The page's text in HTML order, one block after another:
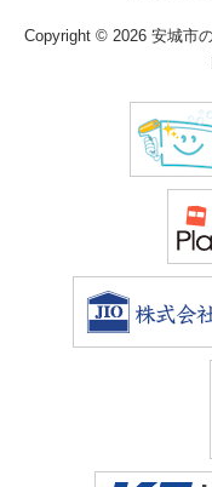
Copyright © 2026 安城市